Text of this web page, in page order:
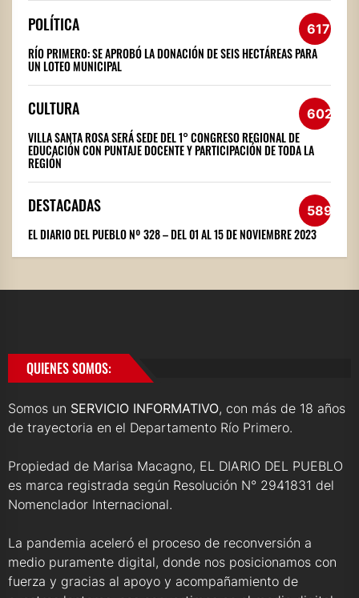
POLÍTICA 617
RÍO PRIMERO: SE APROBÓ LA DONACIÓN DE SEIS HECTÁREAS PARA
UN LOTEO MUNICIPAL
CULTURA 602
VILLA SANTA ROSA SERÁ SEDE DEL 1° CONGRESO REGIONAL DE
EDUCACIÓN CON PUNTAJE DOCENTE Y PARTICIPACIÓN DE TODA LA
REGIÓN
DESTACADAS 589
EL DIARIO DEL PUEBLO Nº 328 – DEL 01 AL 15 DE NOVIEMBRE 2023
QUIENES SOMOS:
Somos un SERVICIO INFORMATIVO, con más de 18 años
de trayectoria en el Departamento Río Primero.
Propiedad de Marisa Macagno, EL DIARIO DEL PUEBLO
es marca registrada según Resolución N° 2941831 del
Nomenclador Internacional.
La pandemia aceleró el proceso de reconversión a
medio puramente digital, donde nos posicionamos con
fuerza y gracias al apoyo y acompañamiento de